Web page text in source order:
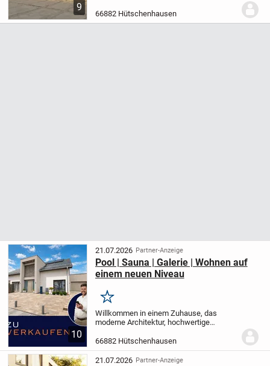
9
schlüsselfertiges Haus, das heißt Sie
müssen vor dem Einzug in Ihr
66882 Hütschenhausen
10
21.07.2026 Partner-Anzeige
Pool | Sauna | Galerie | Wohnen auf
einem neuen Niveau
Merken
Willkommen in einem Zuhause, das
moderne Architektur, hochwertige
Wohnkomfort auf beeindruckende Weise
vereint.Dieses im Jahr 2021 errichtete
Einfamilienhaus bietet...
66882 Hütschenhausen
21.07.2026 Partner-Anzeige